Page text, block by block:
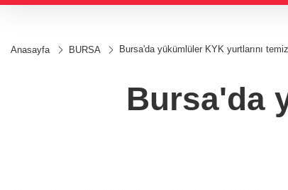
Anasayfa BURSA Bursa'da yükümlüler KYK yurtlarını
Bursa'da